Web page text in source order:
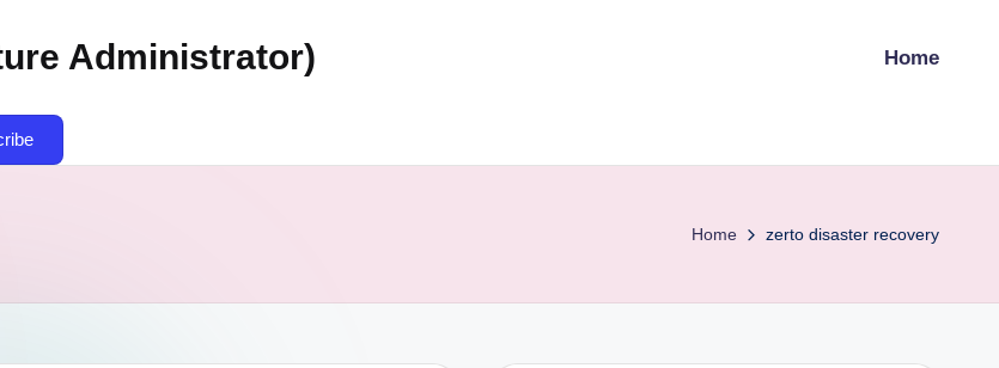
Administrator) Home
Home zerto disaster recovery